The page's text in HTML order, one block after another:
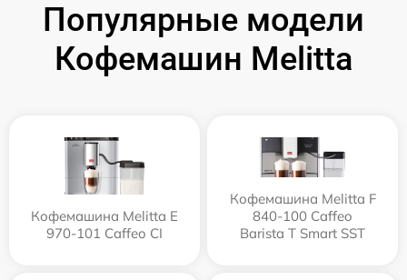
Популярные модели
Кофемашин Melitta
Кофемашина Melitta Е
970-101 Caffeo CI
Кофемашина Melitta F
840-100 Caffeo
Barista T Smart SST